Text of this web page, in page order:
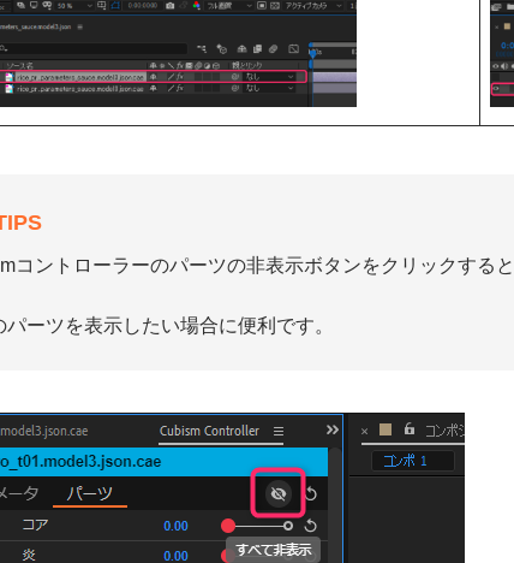
コントローラーのパーツの非表示ボタンをクリックする
パーツを表示したい場合に便利です。